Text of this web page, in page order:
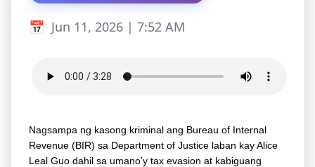
Jun 11, 2026 | 7:52 AM
Nagsampa ng kasong kriminal ang Bureau of Internal
Revenue (BIR) sa Department of Justice laban kay Alice
Leal Guo dahil sa umano’y tax evasion at kabiguang